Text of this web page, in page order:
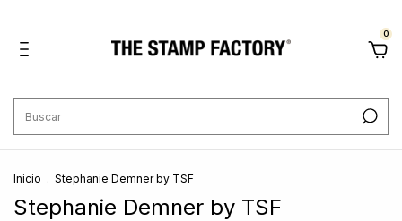
0
Inicio . Stephanie Demner by TSF
Stephanie Demner by TSF